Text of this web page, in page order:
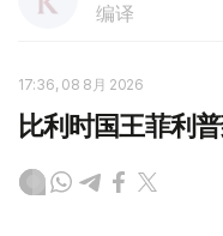
编译
17:36, 08 8月 2026
比利时国王菲利